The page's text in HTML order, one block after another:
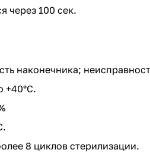
через 100 сек.
наконечника;
+40°C.
8 циклов стерилизации.